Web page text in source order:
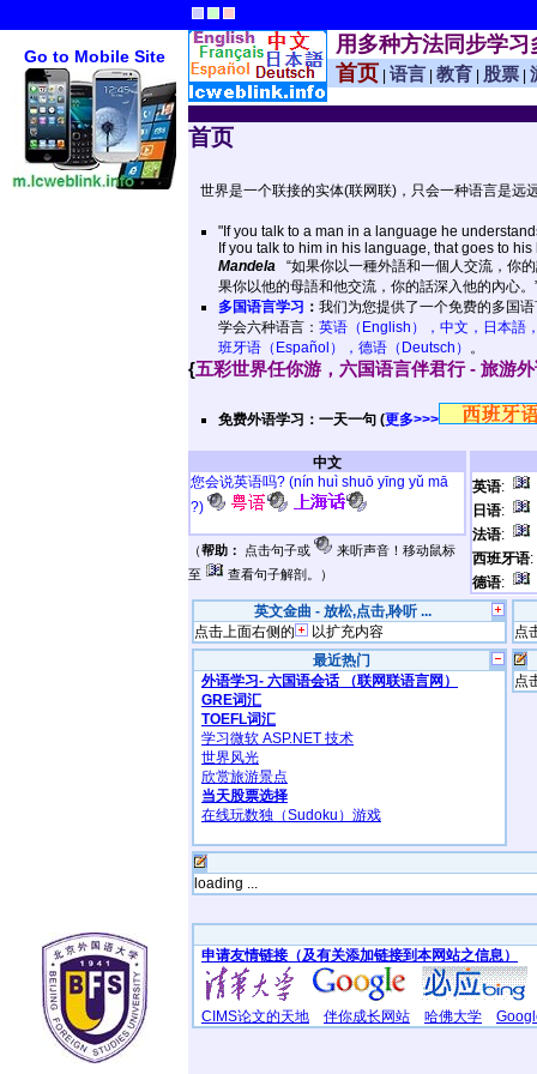
Go to Mobile Site
用多种方法同步学习
首页 语言 教育 股票
首页
世界是一个联接的实体(联网联)，只会一种语言是远
"If you talk to a man in a language he
If you talk to him in his language, that goes to
Mandela “如果你以一種外語和一個人交流，你
果你以他的母語和他交流，你的話深入他的內心。
多国语言学习 ： 我们为您提供了一个免费的多国
学会六种语言： 英语（English），中文，日本語
班牙语（Español），德语（Deutsch） 。
{五彩世界任你游，六国语言伴君行 - 旅游
免费外语学习：一天一句 (更多>>>
中文
您会说英语吗? (nín huì shuō yīng yǔ mā
?)
（帮助： 点击句子或
来听声音！移动鼠标
至
查看句子解剖。）
英语:
日语:
法语:
西班牙语
德语:
英文金曲 - 放松,点击,聆听 ...
点击上面右侧的
以扩充内容
点
最近热门
外语学习- 六国语会话 （联网联语言网）
GRE词汇
TOEFL词汇
学习微软 ASP.NET 技术
世界风光
欣赏旅游景点
当天股票选择
在线玩数独（Sudoku）游戏
点
loading ...
申请友情链接（及有关添加链接到本网站之信息）
CIMS论文的天地 伴你成长网站 哈佛大学